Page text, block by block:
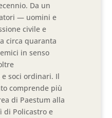
Da un
— uomini e
civile e
circa quaranta
in senso
soci ordinari. Il
comprende più
di Paestum alla
di Policastro e